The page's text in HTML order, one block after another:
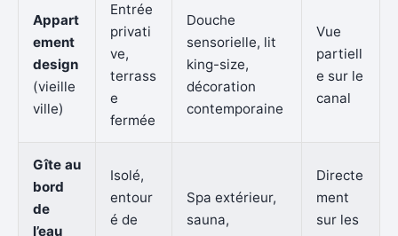
Appart
ement
design
(vieille
ville)
Entrée
privati
ve,
terrass
e
fermée
Douche
sensorielle, lit
king-size,
décoration
contemporaine
Vue
partiell
e sur le
canal
Gîte au
bord
de
l’eau
Isolé,
entour
é de
Spa extérieur,
sauna,
Directe
ment
sur les